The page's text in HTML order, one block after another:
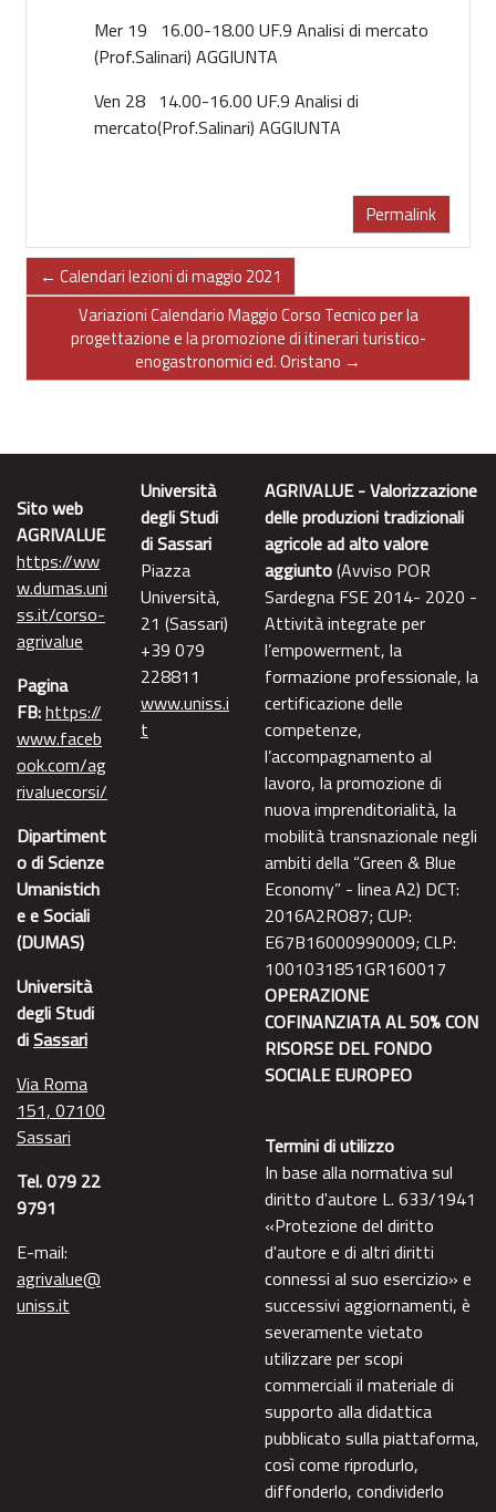
Mer 19 16.00-18.00 UF.9 Analisi di mercato
(Prof.Salinari) AGGIUNTA
Ven 28 14.00-16.00 UF.9 Analisi di
mercato(Prof.Salinari) AGGIUNTA
Permalink
← Calendari lezioni di maggio 2021
Variazioni Calendario Maggio Corso Tecnico per la
progettazione e la promozione di itinerari turistico-
enogastronomici ed. Oristano →
Sito web
AGRIVALUE
https://ww
w.dumas.uni
ss.it/corso-
agrivalue
Pagina
FB:https://
www.faceb
ook.com/ag
rivaluecorsi/
Dipartiment
o di Scienze
Umanistich
e e Sociali
(DUMAS)
Università
degli Studi
diSassari
Via Roma
151, 07100
Sassari
Tel. 079 22
9791
E-mail:
agrivalue@
uniss.it
Università
degli Studi
di Sassari
Piazza
Università,
21 (Sassari)
+39 079
228811
www.uniss.i
t
AGRIVALUE - Valorizzazione
delle produzioni tradizionali
agricole ad alto valore
aggiunto(Avviso POR
Sardegna FSE 2014- 2020 -
Attività integrate per
l’empowerment, la
formazione professionale, la
certificazione delle
competenze,
l’accompagnamento al
lavoro, la promozione di
nuova imprenditorialità, la
mobilità transnazionale negli
ambiti della “Green & Blue
Economy” - linea A2) DCT:
2016A2RO87; CUP:
E67B16000990009; CLP:
1001031851GR160017
OPERAZIONE
COFINANZIATA AL 50% CON
RISORSE DEL FONDO
SOCIALE EUROPEO
Termini di utilizzo
In base alla normativa sul
diritto d'autore L. 633/1941
«Protezione del diritto
d'autore e di altri diritti
connessi al suo esercizio» e
successivi aggiornamenti, è
severamente vietato
utilizzare per scopi
commerciali il materiale di
supporto alla didattica
pubblicato sulla piattaforma,
così come riprodurlo,
diffonderlo, condividerlo